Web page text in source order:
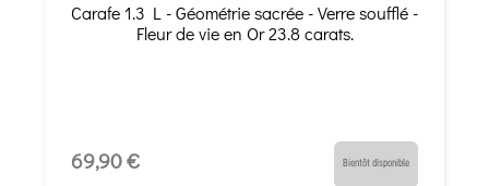
Carafe 1.3 L - Géométrie sacrée - Verre soufflé -
Fleur de vie en Or 23.8 carats.
69,90 € Bientôt disponible